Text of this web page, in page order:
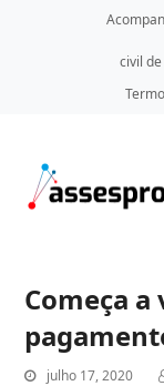
civil
Começa
julho 17, 2020